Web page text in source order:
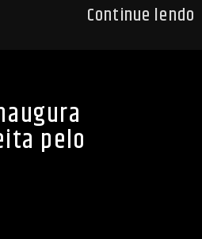
Continue lendo
pelo